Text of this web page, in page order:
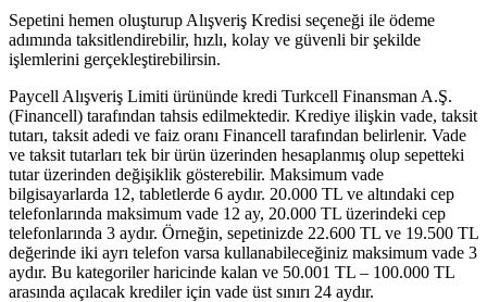
Sepetini hemen oluşturup Alışveriş Kredisi seçeneği ile ödeme
adımında taksitlendirebilir, hızlı, kolay ve güvenli bir şekilde
işlemlerini gerçekleştirebilirsin.
Paycell Alışveriş Limiti ürününde kredi Turkcell Finansman A.Ş.
(Financell) tarafından tahsis edilmektedir. Krediye ilişkin vade, taksit
tutarı, taksit adedi ve faiz oranı Financell tarafından belirlenir. Vade
ve taksit tutarları tek bir ürün üzerinden hesaplanmış olup sepetteki
tutar üzerinden değişiklik gösterebilir. Maksimum vade
bilgisayarlarda 12, tabletlerde 6 aydır. 20.000 TL ve altındaki cep
telefonlarında maksimum vade 12 ay, 20.000 TL üzerindeki cep
telefonlarında 3 aydır. Örneğin, sepetinizde 22.600 TL ve 19.500 TL
değerinde iki ayrı telefon varsa kullanabileceğiniz maksimum vade 3
aydır. Bu kategoriler haricinde kalan ve 50.001 TL – 100.000 TL
arasında açılacak krediler için vade üst sınırı 24 aydır.